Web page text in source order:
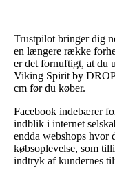
Trustpilot bringer dig
en længere række
er det fornuftigt, at du
Viking Spirit by
cm før du køber.
Facebook indebærer
indblik i internet
endda webshops hvor
købsoplevelse, som
indtryk af kundernes